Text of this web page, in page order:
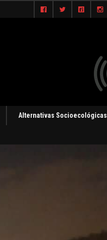
Alternativas Socioecológicas